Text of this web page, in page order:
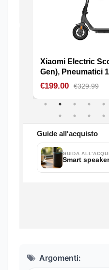
Argomenti: